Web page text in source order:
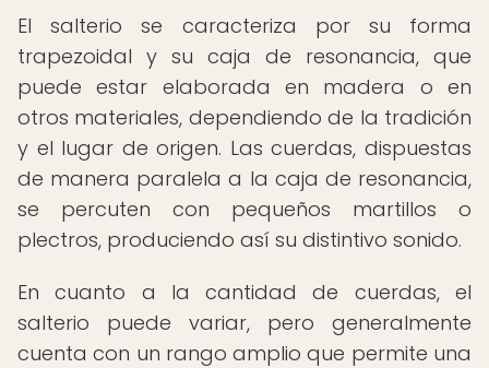
El salterio se caracteriza por su forma
trapezoidal y su caja de resonancia, que
puede estar elaborada en madera o en
otros materiales, dependiendo de la tradición
y el lugar de origen. Las cuerdas, dispuestas
de manera paralela a la caja de resonancia,
se percuten con pequeños martillos o
plectros, produciendo así su distintivo sonido.
En cuanto a la cantidad de cuerdas, el
salterio puede variar, pero generalmente
cuenta con un rango amplio que permite una